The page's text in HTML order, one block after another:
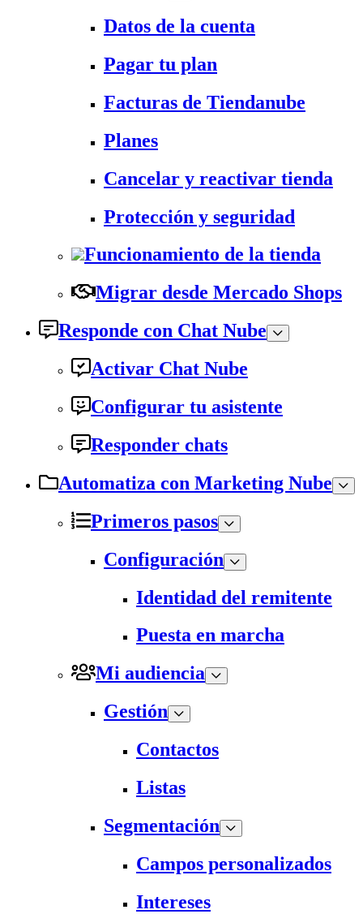
Datos de la cuenta
Pagar tu plan
Facturas de Tiendanube
Planes
Cancelar y reactivar tienda
Protección y seguridad
Funcionamiento de la tienda
Migrar desde Mercado Shops
Responde con Chat Nube
Activar Chat Nube
Configurar tu asistente
Responder chats
Automatiza con Marketing Nube
Primeros pasos
Configuración
Identidad del remitente
Puesta en marcha
Mi audiencia
Gestión
Contactos
Listas
Segmentación
Campos personalizados
Intereses